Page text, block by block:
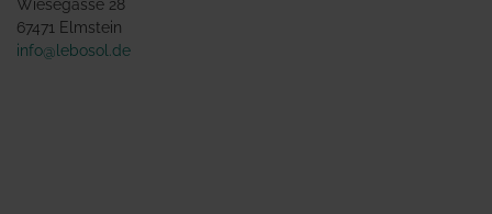
Wiesegasse 28
67471 Elmstein
info@lebosol.de